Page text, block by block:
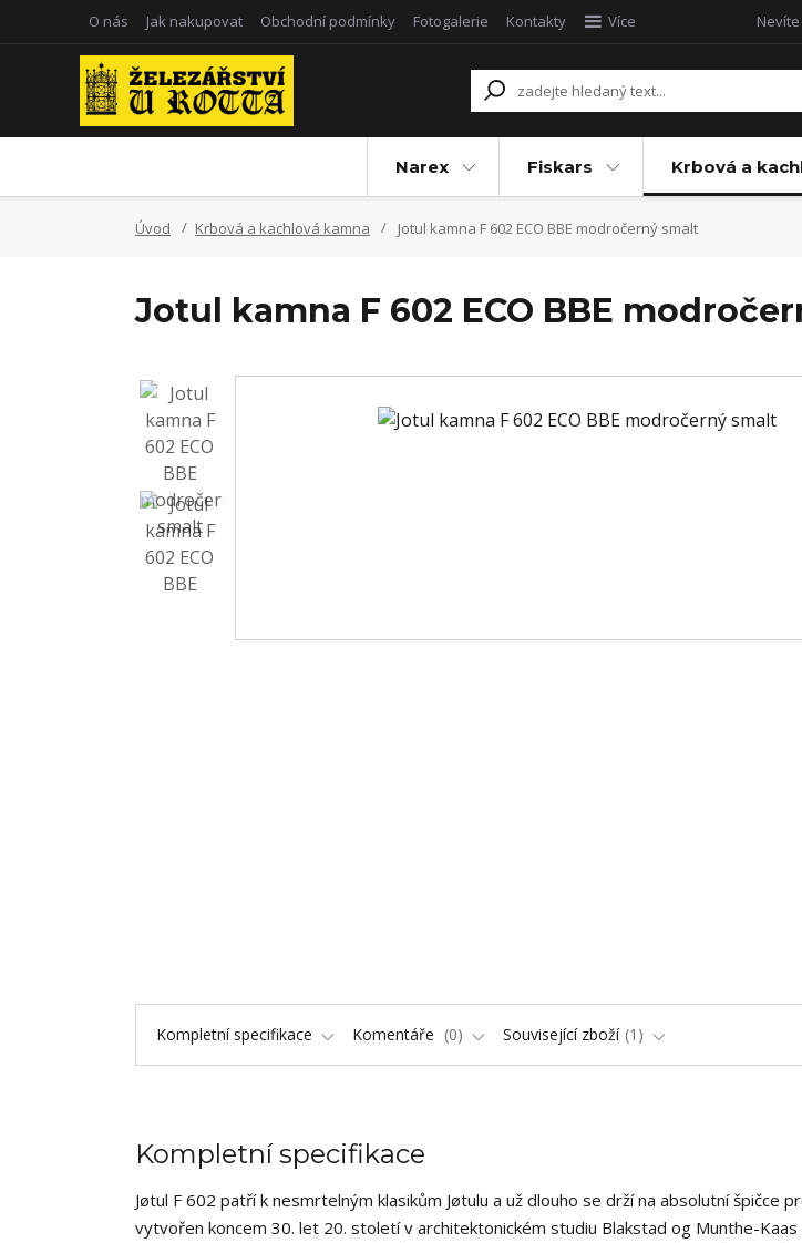
O nás Jak nakupovat Obchodní podmínky Fotogalerie Kontakty Více
Narex Fiskars Krbová a
Úvod Krbová a kachlová kamna Jotul kamna F 602 ECO BBE modročerný smalt
Jotul kamna F 602 ECO BBE
Kompletní specifikace Komentáře 0 Související zboží 1
Kompletní specifikace
Jøtul F 602 patří k nesmrtelným klasikům Jøtulu a už dlouho se drží na absolutní špičce
vytvořen koncem 30. let 20. století v architektonickém studiu Blakstad og Munthe-